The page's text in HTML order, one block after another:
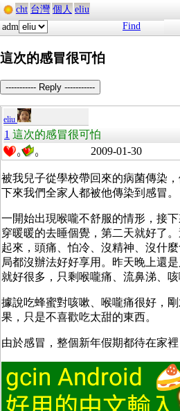
cht 台灣 個人 eliu
adm
Find
這次的感冒很可怕
----------- Reply -----------
eliu
1 這次的感冒很可怕
0 0 2009-01-30
被我兒子從學校帶回來的病菌傳染
下來我們全家人都被他傳染到感冒。
一開始出現喉嚨不舒服的情形，接
穿暖暖的去睡個覺，第二天就好了
起來，頭痛、怕冷、沒精神、沒什
局都沒辦法好好享用。昨天晚上還
就好很多，只剩喉嚨痛、流鼻涕、咳
據說吃蜂蜜對咳嗽、喉嚨痛很好，
果，只是不喜歡吃太甜的東西。
由於感冒，整個新年假期都待在家